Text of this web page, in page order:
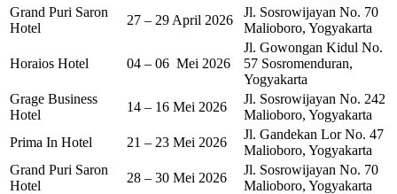
Grand Puri Saron
Hotel
27 – 29 April 2026
Jl. Sosrowijayan No. 70
Malioboro, Yogyakarta
Horaios Hotel 04 – 06 Mei 2026
Jl. Gowongan Kidul No.
57 Sosromenduran,
Yogyakarta
Grage Business
Hotel
14 – 16 Mei 2026
Jl. Sosrowijayan No. 242
Malioboro, Yogyakarta
Prima In Hotel
21 – 23 Mei 2026
Jl. Gandekan Lor No. 47
Malioboro, Yogyakarta
Grand Puri Saron
Hotel
28 – 30 Mei 2026
Jl. Sosrowijayan No. 70
Malioboro, Yogyakarta